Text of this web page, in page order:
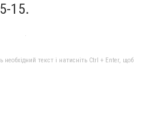
15.
текст і натисніть Ctrl + Enter, щоб